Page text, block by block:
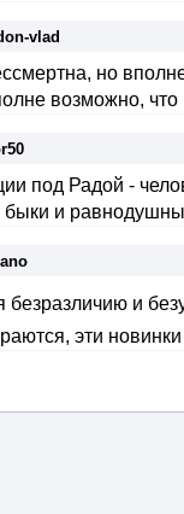
vlad
но
возможно, что
под Радой -
быки и
безразличию и
эти